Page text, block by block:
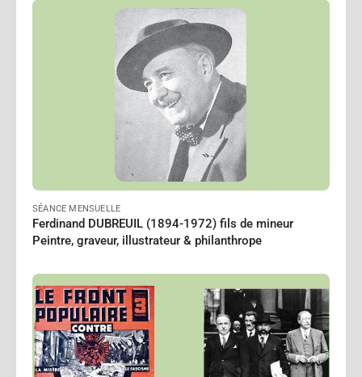
BOIRON Michelle
Le 18/10/2026 à 15:00
Lire
SÉANCE MENSUELLE
Ferdinand DUBREUIL (1894-1972) fils de mineur
Peintre, graveur, illustrateur & philanthrope
PERRIN Jean-Paul
Le 12/02/2027
à 18:00